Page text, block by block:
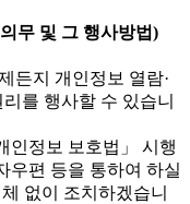
무 및 그 행사방법)
든지 개인정보 열람·
를 행사할 수 있습니
인정보 보호법」 시행
우편 등을 통하여 하실
없이 조치하겠습니